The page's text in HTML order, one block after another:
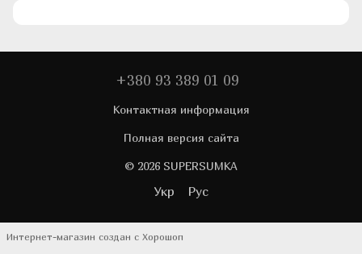
+380 93 389 01 09
Контактная информация
Полная версия сайта
© 2026 SUPERSUMKA
Укр Рус
Интернет-магазин создан с Хорошоп